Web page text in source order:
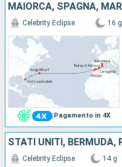
Pagamento in 4X
Celebrity Eclipse 16 g
Celebrity Eclipse 14 g